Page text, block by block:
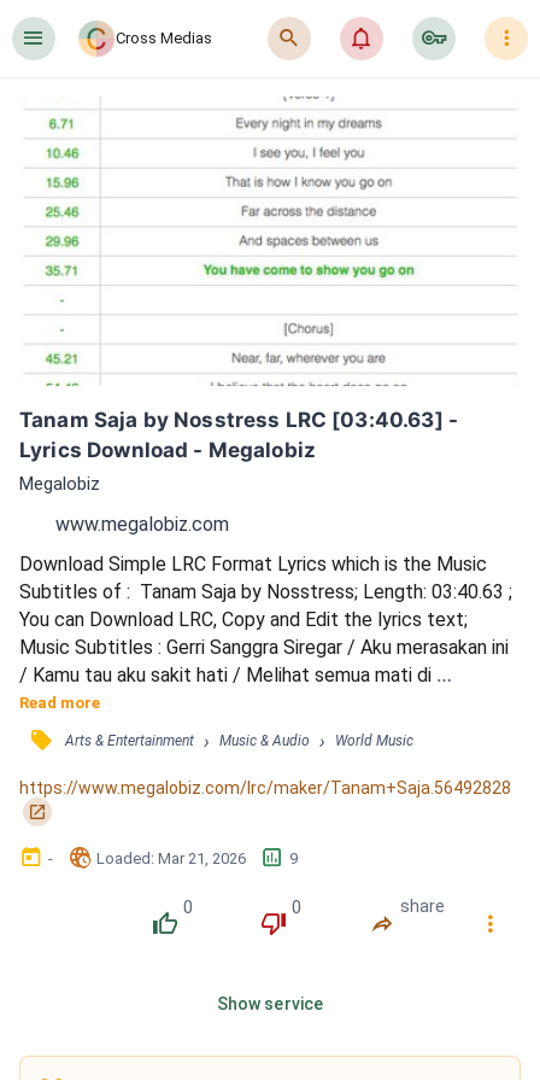
󰍜 Cross Medias 󰍉 󰂜 󰷖 󰇙
Tanam Saja by Nosstress LRC [03:40.63] -
Lyrics Download - Megalobiz
Megalobiz
www.megalobiz.com
Download Simple LRC Format Lyrics which is the Music
Subtitles of :  Tanam Saja by Nosstress; Length: 03:40.63 ;
You can Download LRC, Copy and Edit the lyrics text;
Music Subtitles : Gerri Sanggra Siregar / Aku merasakan ini
/ Kamu tau aku sakit hati / Melihat semua mati di
hadapanku / Dan yang tersisa cuma debu / Oh yeah / Ini
serius / Tentang bumi ini / Alam ini / Dan kebun di depan
rumahku / Tentang pohon pisang / Tentang rumput liar /
Tentang capung tentang burung / Dan tentang kenyataan
ba...
Read more
󰓹 Arts & Entertainment › Music & Audio › World Music
https://www.megalobiz.com/lrc/maker/Tanam+Saja.56492828
󰏌
󰃶 - 󱉊 Loaded: Mar 21, 2026 󱕎 9
󰔔
0
󰔒
0
󰤲
share
󰇙
Show service